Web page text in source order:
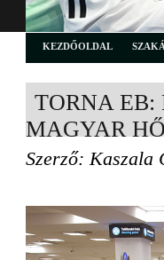
KEZDŐOLDAL
TORNA
MAGYAR
Szerző: Kaszala